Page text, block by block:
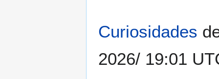
Curiosidades
2026/ 19:01